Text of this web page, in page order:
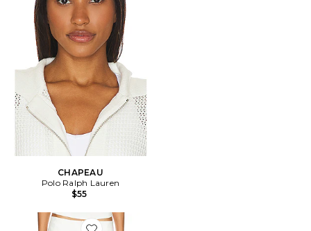
CHAPEAU
Polo Ralph Lauren
$55